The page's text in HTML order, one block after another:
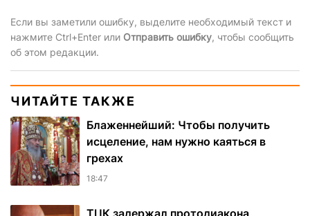
Если вы заметили ошибку, выделите необходимый текст и
нажмите Ctrl+Enter или Отправить ошибку, чтобы сообщить
об этом редакции.
ЧИТАЙТЕ ТАКЖЕ
Блаженнейший: Чтобы получить
исцеление, нам нужно каяться в
грехах
18:47